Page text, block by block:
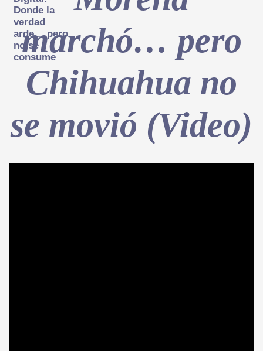
Donde la
verdad
arde… pero
no se
consume
marchó… pero
Chihuahua no
se movió (Video)